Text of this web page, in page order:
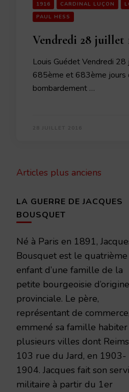
1916 CARDINAL LUÇON
PAUL HESS
Vendredi 28 juillet
Louis Guédet Vendredi
685ème et 683ème jours
bombardement …
Navigation
articles
Articles plus anciens
LA GUERRE DE JACQUES
BOUSQUET
Né à Paris en 1891,
Bousquet est le quatrième
enfant d’une famille de la
petite bourgeoisie d’origine
provinciale. Le père,
représentant de
emmené sa famille habiter
plusieurs villes dont
103 rue du Jard, en 1903-
1904. Jacques fait son
militaire à partir du 1er